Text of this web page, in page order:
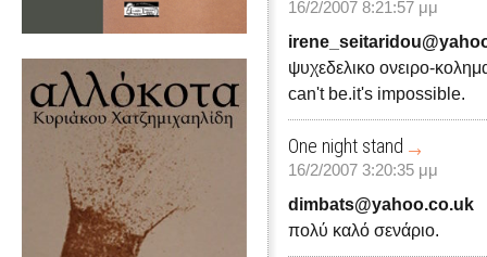
16/2/2007 8:21:57 μμ
ψυχεδελικο ονειρο-
can't be.it's impossible.
One night stand
16/2/2007 3:20:35 μμ
dimbats@yahoo.co.uk
πολύ καλό σενάριο.